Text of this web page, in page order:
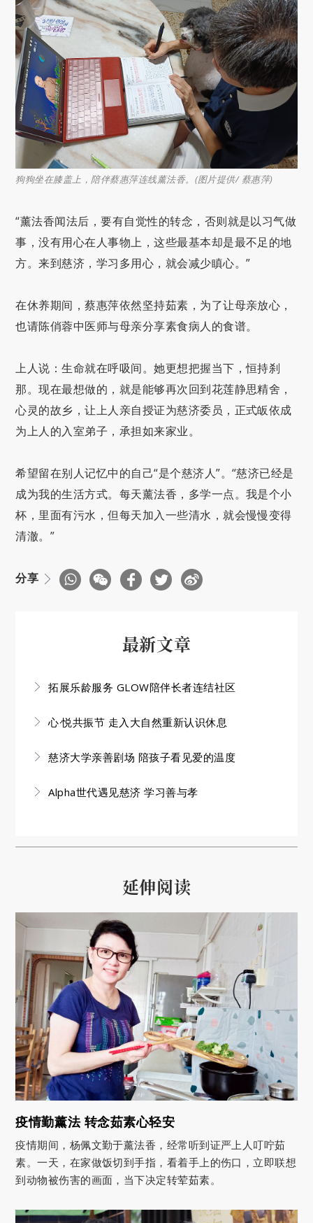
狗狗坐在膝盖上，陪伴蔡惠萍连线薰法香。(图片提供/ 蔡惠萍)
“薰法香闻法后，要有自觉性的转念，否则就是以习气做
事，没有用心在人事物上，这些最基本却是最不足的地
方。来到慈济，学习多用心，就会减少瞋心。”
在休养期间，蔡惠萍依然坚持茹素，为了让母亲放心，
也请陈俏蓉中医师与母亲分享素食病人的食谱。
上人说：生命就在呼吸间。她更想把握当下，恒持刹
那。现在最想做的，就是能够再次回到花莲静思精舍，
心灵的故乡，让上人亲自授证为慈济委员，正式皈依成
为上人的入室弟子，承担如来家业。
希望留在别人记忆中的自己“是个慈济人”。“慈济已经是
成为我的生活方式。每天薰法香，多学一点。我是个小
杯，里面有污水，但每天加入一些清水，就会慢慢变得
清澈。”
分享
最新文章
拓展乐龄服务 GLOW陪伴长者连结社区
心·悦共振节 走入大自然重新认识休息
慈济大学亲善剧场 陪孩子看见爱的温度
Alpha世代遇见慈济 学习善与孝
延伸阅读
疫情勤薰法 转念茹素心轻安
疫情期间，杨佩文勤于薰法香，经常听到证严上人叮咛茹
素。一天，在家做饭切到手指，看着手上的伤口，立即联想
到动物被伤害的画面，当下决定转荤茹素。